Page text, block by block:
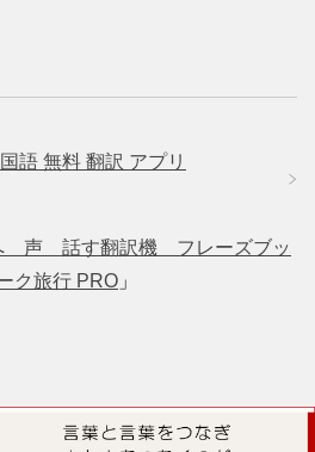
語 無料 翻訳 アプリ
声 話す翻訳機 フレーズブッ
ク旅行 PRO 」